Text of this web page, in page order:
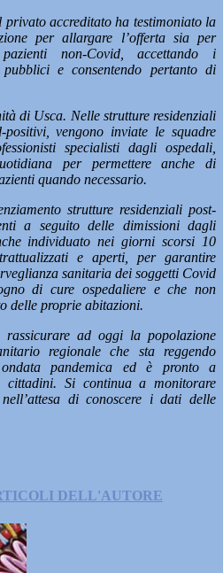
privato accreditato ha testimoniato la
per allargare l’offerta sia per
non-Covid, accettando i
e consentendo pertanto di
di Usca. Nelle strutture residenziali
vengono inviate le squadre
specialisti dagli ospedali,
per permettere anche di
quando necessario.
strutture residenziali post-
a seguito delle dimissioni dagli
individuato nei giorni scorsi 10
e aperti, per garantire
sanitaria dei soggetti Covid
di cure ospedaliere e che non
delle proprie abitazioni.
ad oggi la popolazione
regionale che sta reggendo
pandemica ed è pronto a
cittadini. Si continua a monitorare
di conoscere i dati delle
DELL'AUTORE